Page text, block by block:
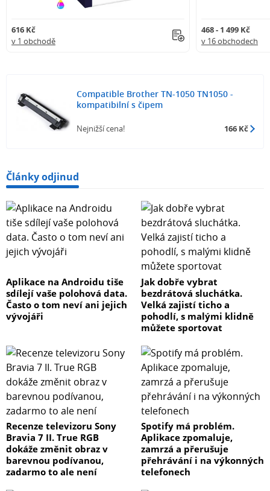
616 Kč
v 1 obchodě
468 - 1 499 Kč
v 16 obchodech
Compatible Brother TN-1050 TN1050 -
kompatibilní s čipem
Nejnižší cena! 166 Kč
Články odjinud
Aplikace na Androidu tiše
sdílejí vaše polohová data.
Často o tom neví ani jejich
vývojáři
Jak dobře vybrat
bezdrátová sluchátka.
Velká zajistí ticho a
pohodlí, s malými klidně
můžete sportovat
Recenze televizoru Sony
Bravia 7 II. True RGB
dokáže změnit obraz v
barevnou podívanou,
zadarmo to ale není
Spotify má problém.
Aplikace zpomaluje,
zamrzá a přerušuje
přehrávání i na výkonných
telefonech